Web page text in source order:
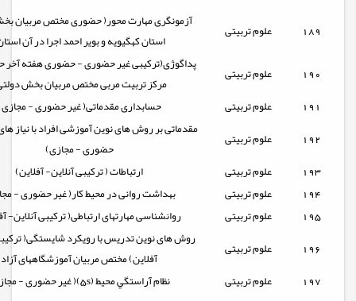
189 علوم تربیتی
آزمونگری مهارت محور( حضوری مختص مربیان
استان کهگیویه و بویر احمد اجرا در آن
190
علوم تربیتی
پداگوژی(ترکیبی غیر حضوری - حضوری هفته
مرکز تربیت مربی مختص مربیان بخش
191
علوم تربیتی
حسابداری مقدماتی( غیر حضوری -
192
علوم تربیتی
مقدماتی بر روش های نوین آموزشی افراد با نیاز
حضوری - مجازی)
193
علوم تربیتی
ارتباطات ( ترکیبی آنلاین- آفلاین)
194
علوم تربیتی
بهداشت روانی در محیط کار( غیر حضوری -
195
علوم تربیتی
روانشناسی مهارتهای ارتباطی( ترکیبی آنلاین-
196
علوم تربیتی
روش های نوین تدریس با رویکرد شایستگی(
آفلاین) مختص مربیان آموزشگاههای آزاد
197
علوم تربیتی
نظام آراستگي محيط (5s)( غیر حضوری - مجازی)